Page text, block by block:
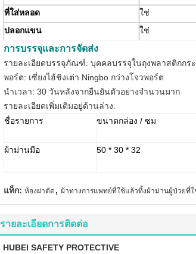
ที่ใส่หลอด
ใช่
ปลอกแขน
ใช่
การบรรจุและการจัดส่ง
รายละเอียดบรรจุภัณฑ์: บุคคลบรรจุในถุงพลาสติกกร
พอร์ต: เซี่ยงไฮ้ชิงเต่า Ningbo กว่างโจวพอร์ต
นำเวลา: 30 วันหลังจากยืนยันตัวอย่างจำนวนมาก
รายละเอียดเพิ่มเติมอยู่ด้านล่าง:
ชื่อรายการ
ขนาดกล่อง / ซม
ผ้าม่านมือ 50 * 30 * 32
แท็ก: ห้องผ่าตัด , ผ้าทางการแพทย์ที่ใช้แล้วทิ้งผ้าม่านผู้ป่วยที่ใ
รายละเอียดการติดต่อ
HUBEI SAFETY PROTECTIVE